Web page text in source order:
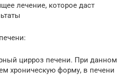
лечение, которое даст
цирроз печени. При данном
хроническую форму, в печени